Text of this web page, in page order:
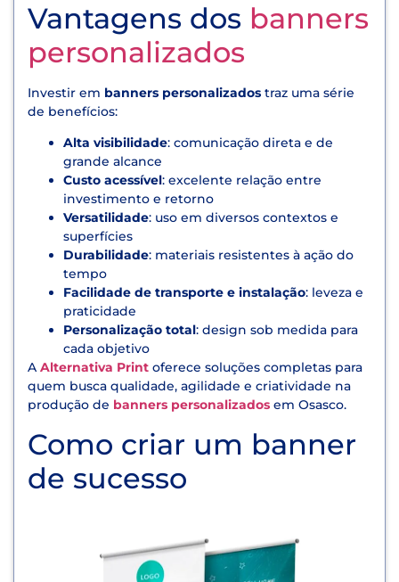
Vantagens dos banners
personalizados
Investir em banners personalizados traz uma série
de benefícios:
Alta visibilidade: comunicação direta e de
grande alcance
Custo acessível: excelente relação entre
investimento e retorno
Versatilidade: uso em diversos contextos e
superfícies
Durabilidade: materiais resistentes à ação do
tempo
Facilidade de transporte e instalação: leveza e
praticidade
Personalização total: design sob medida para
cada objetivo
A Alternativa Print oferece soluções completas para
quem busca qualidade, agilidade e criatividade na
produção de banners personalizados em Osasco.
Como criar um banner
de sucesso